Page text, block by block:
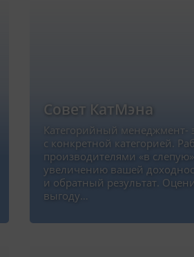
Совет КатМэна
Категорийный менеджмент-
с конкретной категорией.
производителями «в
увеличению вашей
и обратный результат.
выгоду…